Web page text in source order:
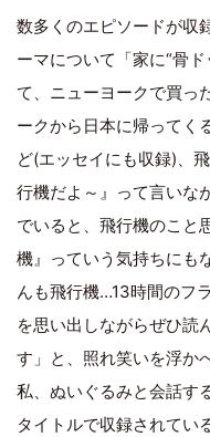
数多くのエピソードが収
ーマについて「家に“骨
て、ニューヨークで買っ
ークから日本に帰ってく
ど(エッセイにも収録)、
行機だよ～』って言いな
でいると、飛行機のこと
機』っていう気持ちにも
んも飛行機…13時間のフ
を思い出しながらぜひ読
す」と、照れ笑いを浮か
私、ぬいぐるみと会話す
タイトルで収録されている